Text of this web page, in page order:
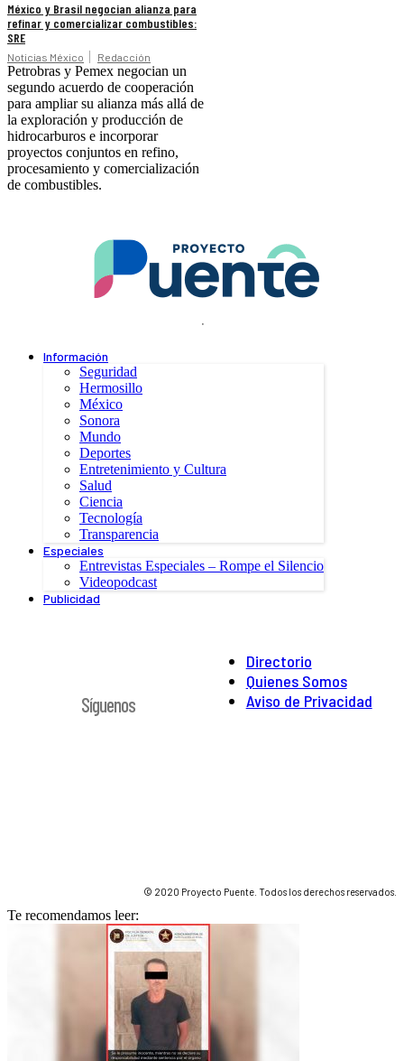
México y Brasil negocian alianza para
refinar y comercializar combustibles:
SRE
Noticias México Redacción
Petrobras y Pemex negocian un
segundo acuerdo de cooperación
para ampliar su alianza más allá de
la exploración y producción de
hidrocarburos e incorporar
proyectos conjuntos en refino,
procesamiento y comercialización
de combustibles.
.
Información
Seguridad
Hermosillo
México
Sonora
Mundo
Deportes
Entretenimiento y Cultura
Salud
Ciencia
Tecnología
Transparencia
Especiales
Entrevistas Especiales – Rompe el Silencio
Videopodcast
Publicidad
Directorio
Quienes Somos
Aviso de Privacidad
Síguenos
© 2020 Proyecto Puente. Todos los derechos reservados.
Te recomendamos leer: